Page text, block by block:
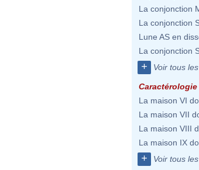
La conjonction
La conjonction
Lune AS en
La conjonction
+ Voir tous
Caractérologie
La maison VI
La maison VII
La maison VIII
La maison IX
+ Voir tous